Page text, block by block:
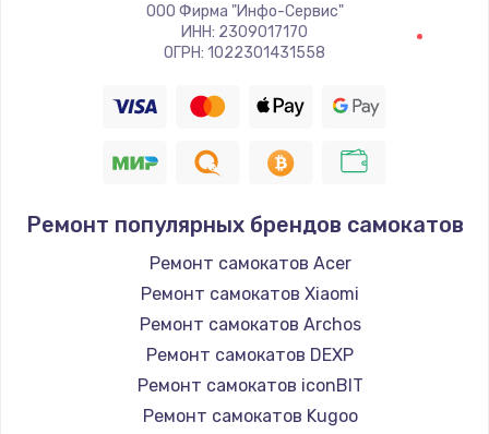
ООО Фирма "Инфо-Сервис"
ИНН: 2309017170
ОГРН: 1022301431558
Ремонт популярных брендов самокатов
Ремонт самокатов Acer
Ремонт самокатов Xiaomi
Ремонт самокатов Archos
Ремонт самокатов DEXP
Ремонт самокатов iconBIT
Ремонт самокатов Kugoo